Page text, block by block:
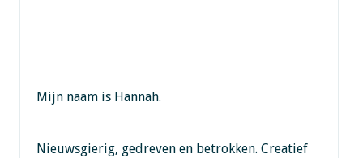
Mijn naam is Hannah.
Nieuwsgierig, gedreven en betrokken. Creatief